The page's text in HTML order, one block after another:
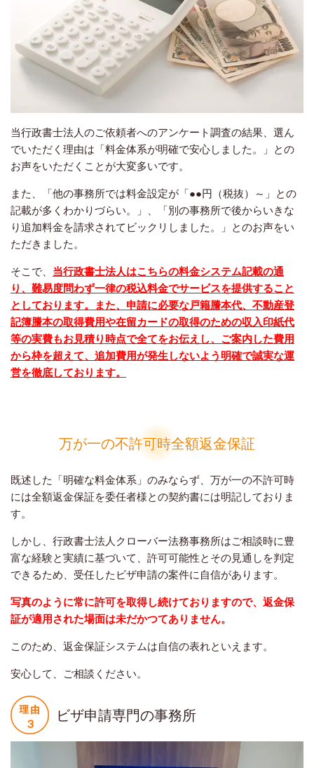
当行政書士法人のご依頼者へのアンケート調査の結果、選ん
でいただく理由は「料金体系が明確で安心しました。」との
お声をいただくことが大変多いです。
また、「他の事務所では料金設定が「●●円（税抜）～」との
記載が多くわかりづらい。」、「別の事務所で後からいきな
り追加料金を請求されてビックリしました。」とのお声をい
ただきました。
そこで、 当行政書士法人はこちらの料金システム記載の通
り、難易度問わず一律の税込料金でサービスを提供すること
としております。また、申請に必要な戸籍謄本代、不動産登
記簿謄本の取得費用や在留カードの取得のための収入印紙代
等の実費もお見積り時点で全てをお伝えし、ご案内した費用
から枠を超えて、追加費用が発生しないよう明確で誠実な運
営を徹底しております。
万が一の不許可時全額返金保証
既述した「明確な料金体系」のみならず、万が一の不許可時
には全額返金保証を委任者様との契約書には明記しておりま
す。
しかし、行政書士法人クローバー法務事務所はご相談時に豊
富な経験と実績に基づいて、許可可能性とその見通しを判定
できるため、受任したビザ申請の案件に自信があります。
写真のように常に許可を取得し続けておりますので、返金保
証が適用された場面は未だかつてありません。
このため、返金保証システムは自信の表れといえます。
安心して、ご相談ください。
ビザ申請専門の事務所